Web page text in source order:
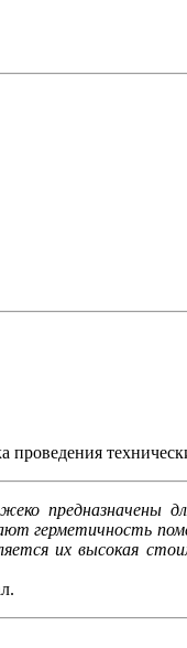
проведения
предназначены
герметичность
их высокая